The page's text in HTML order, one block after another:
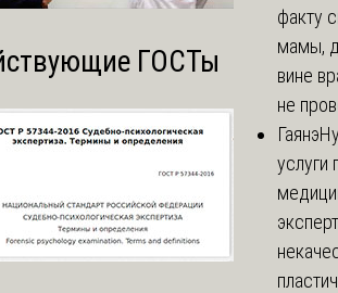
ГОСТы
факту
мамы,
вине
не
Гаянэ
услуги